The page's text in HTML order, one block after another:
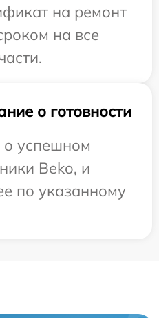
на ремонт
на все
о готовности
успешном
Beko, и
по указанному